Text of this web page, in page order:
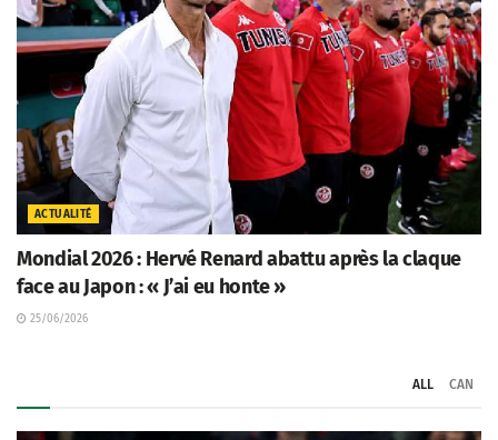
ACTUALITÉ
Mondial 2026 : Hervé Renard abattu après la claque
face au Japon : « J’ai eu honte »
25/06/2026
ALL CAN